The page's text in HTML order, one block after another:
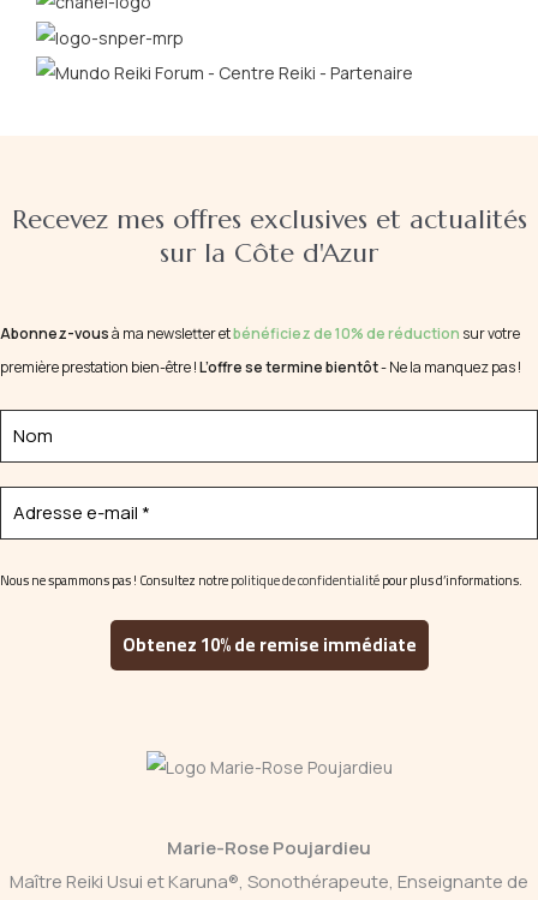
Recevez mes offres exclusives et actualités
sur la Côte d'Azur
Abonnez-vousà ma newsletter etbénéficiez de 10% de réduction sur votre
première prestation bien-être !L’offre se termine bientôt- Ne la manquez pas !
Nous ne spammons pas ! Consultez notrepolitique de confidentialitépour plus d’informations.
Marie-Rose Poujardieu
Maître Reiki Usui et Karuna®, Sonothérapeute, Enseignante de